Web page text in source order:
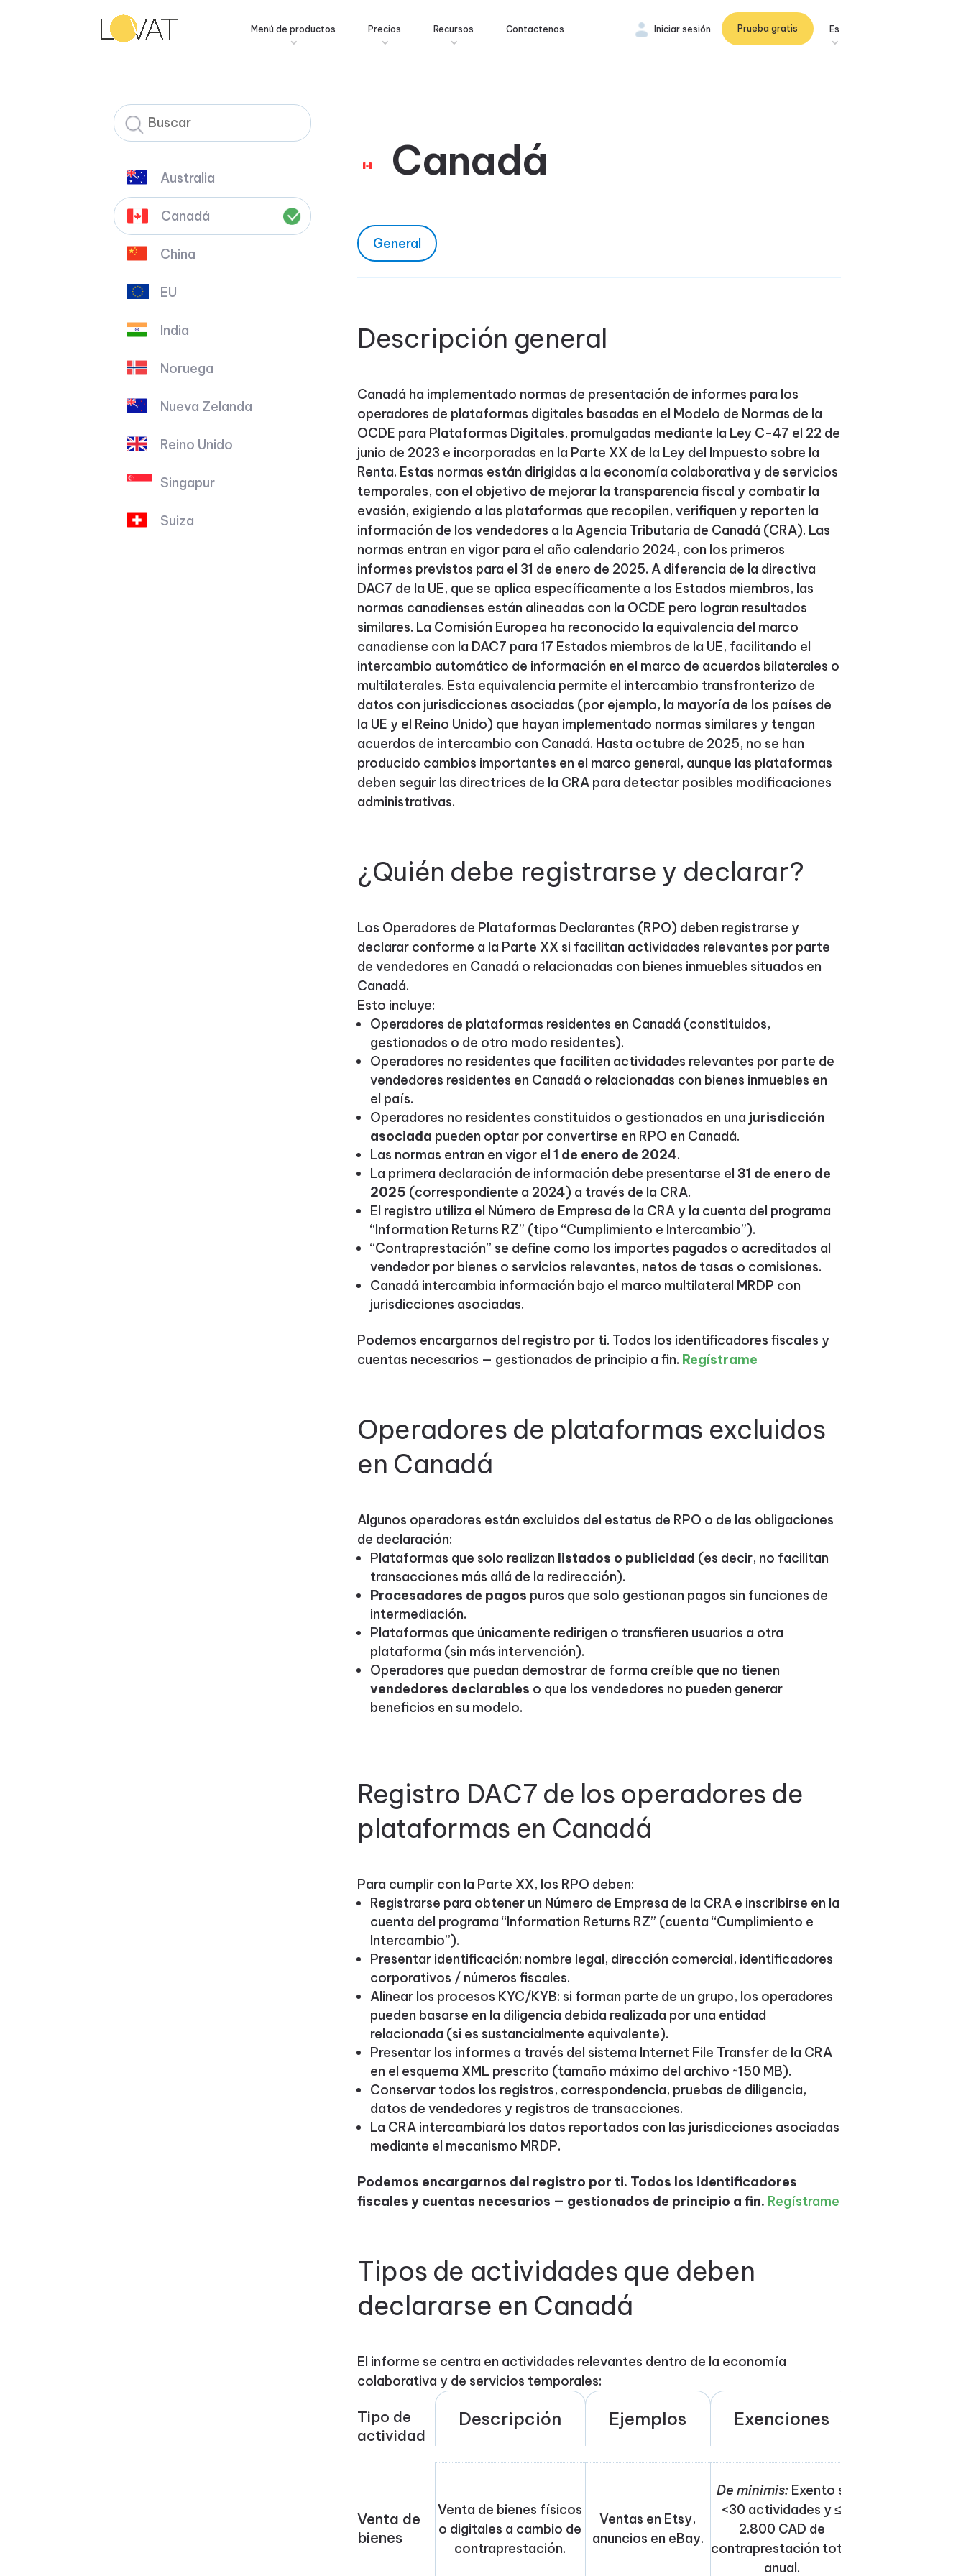
Menú de productos Precios Recursos Contactenos Es
Prueba gratis
Iniciar sesión
Australia
Canadá
China
EU
India
Noruega
Nueva Zelanda
Reino Unido
Singapur
Suiza
Canadá
General
Descripción general
Canadá ha implementado normas de presentación de informes para los
operadores de plataformas digitales basadas en el Modelo de Normas de la
OCDE para Plataformas Digitales, promulgadas mediante la Ley C-47 el 22 de
junio de 2023 e incorporadas en la Parte XX de la Ley del Impuesto sobre la
Renta. Estas normas están dirigidas a la economía colaborativa y de servicios
temporales, con el objetivo de mejorar la transparencia fiscal y combatir la
evasión, exigiendo a las plataformas que recopilen, verifiquen y reporten la
información de los vendedores a la Agencia Tributaria de Canadá (CRA). Las
normas entran en vigor para el año calendario 2024, con los primeros
informes previstos para el 31 de enero de 2025. A diferencia de la directiva
DAC7 de la UE, que se aplica específicamente a los Estados miembros, las
normas canadienses están alineadas con la OCDE pero logran resultados
similares. La Comisión Europea ha reconocido la equivalencia del marco
canadiense con la DAC7 para 17 Estados miembros de la UE, facilitando el
intercambio automático de información en el marco de acuerdos bilaterales o
multilaterales. Esta equivalencia permite el intercambio transfronterizo de
datos con jurisdicciones asociadas (por ejemplo, la mayoría de los países de
la UE y el Reino Unido) que hayan implementado normas similares y tengan
acuerdos de intercambio con Canadá. Hasta octubre de 2025, no se han
producido cambios importantes en el marco general, aunque las plataformas
deben seguir las directrices de la CRA para detectar posibles modificaciones
administrativas.
¿Quién debe registrarse y declarar?
Los Operadores de Plataformas Declarantes (RPO) deben registrarse y
declarar conforme a la Parte XX si facilitan actividades relevantes por parte
de vendedores en Canadá o relacionadas con bienes inmuebles situados en
Canadá.
Esto incluye:
Operadores de plataformas residentes en Canadá (constituidos,
gestionados o de otro modo residentes).
Operadores no residentes que faciliten actividades relevantes por parte de
vendedores residentes en Canadá o relacionadas con bienes inmuebles en
el país.
Operadores no residentes constituidos o gestionados en una jurisdicción
asociada pueden optar por convertirse en RPO en Canadá.
Las normas entran en vigor el 1 de enero de 2024.
La primera declaración de información debe presentarse el 31 de enero de
2025 (correspondiente a 2024) a través de la CRA.
El registro utiliza el Número de Empresa de la CRA y la cuenta del programa
“Information Returns RZ” (tipo “Cumplimiento e Intercambio”).
“Contraprestación” se define como los importes pagados o acreditados al
vendedor por bienes o servicios relevantes, netos de tasas o comisiones.
Canadá intercambia información bajo el marco multilateral MRDP con
jurisdicciones asociadas.
Podemos encargarnos del registro por ti. Todos los identificadores fiscales y
cuentas necesarios — gestionados de principio a fin. Regístrame
Operadores de plataformas excluidos
en Canadá
Algunos operadores están excluidos del estatus de RPO o de las obligaciones
de declaración:
Plataformas que solo realizan listados o publicidad (es decir, no facilitan
transacciones más allá de la redirección).
Procesadores de pagos puros que solo gestionan pagos sin funciones de
intermediación.
Plataformas que únicamente redirigen o transfieren usuarios a otra
plataforma (sin más intervención).
Operadores que puedan demostrar de forma creíble que no tienen
vendedores declarables o que los vendedores no pueden generar
beneficios en su modelo.
Registro DAC7 de los operadores de
plataformas en Canadá
Para cumplir con la Parte XX, los RPO deben:
Registrarse para obtener un Número de Empresa de la CRA e inscribirse en la
cuenta del programa “Information Returns RZ” (cuenta “Cumplimiento e
Intercambio”).
Presentar identificación: nombre legal, dirección comercial, identificadores
corporativos / números fiscales.
Alinear los procesos KYC/KYB: si forman parte de un grupo, los operadores
pueden basarse en la diligencia debida realizada por una entidad
relacionada (si es sustancialmente equivalente).
Presentar los informes a través del sistema Internet File Transfer de la CRA
en el esquema XML prescrito (tamaño máximo del archivo ~150 MB).
Conservar todos los registros, correspondencia, pruebas de diligencia,
datos de vendedores y registros de transacciones.
La CRA intercambiará los datos reportados con las jurisdicciones asociadas
mediante el mecanismo MRDP.
Podemos encargarnos del registro por ti. Todos los identificadores
fiscales y cuentas necesarios — gestionados de principio a fin. Regístrame
Tipos de actividades que deben
declararse en Canadá
El informe se centra en actividades relevantes dentro de la economía
colaborativa y de servicios temporales:
Tipo de
actividad
Descripción Ejemplos Exenciones
Venta de
bienes
Venta de bienes físicos
o digitales a cambio de
contraprestación.
Ventas en Etsy,
anuncios en eBay.
De minimis:Exento si
<30 actividades y ≤
2.800 CAD de
contraprestación total
anual.